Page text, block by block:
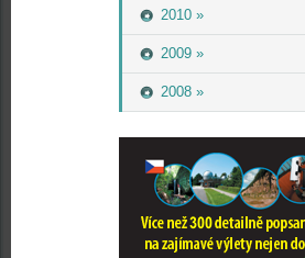
2010 »
2009 »
2008 »